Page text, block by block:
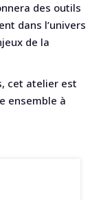
des outils
dans l’univers
de la
cet atelier est
ensemble à